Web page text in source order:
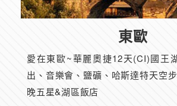
東歐
愛在東歐~華麗奧捷12天(CI)國王
出、音樂會、鹽礦、哈斯達特天空
晚五星&湖區飯店